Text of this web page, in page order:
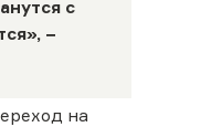
с
−
на